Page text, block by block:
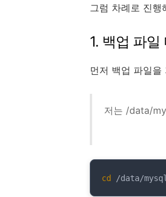
그럼 차례로 진행
1. 백업 파일
먼저 백업 파일을
저는 /data/
cd /data/